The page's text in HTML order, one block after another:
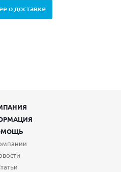
о доставке